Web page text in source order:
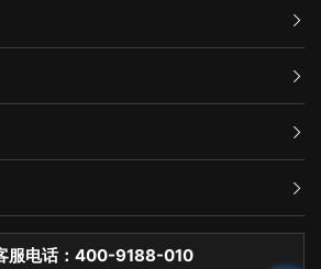
安防监控系统，录像保存时间>3个月，可根
维人员，专业安保人员，将为您提供从机房
网络设备故障排除等全方位的365*7*24小时
可防范能力。 这是企业回报党和国家的最好
政安全云”就将根据各党政机关、企事业单位网
制个性化的解决方案，明确保护对象、保护层
新闻办公室秘书长兼六局局长冯希望同志等十
言以及美好的祝愿，对中国电信集团，厦门快
国家安全进步的行为表示了赞同。 与会出
浙江日报，宁波电视台等新闻媒体。 相关
不分先后)： 人民网
2018/0119/c186950-31163479.html 杭
zjnews/content/2018-
康发展，推进中小企业的数据中心建设与发展
为IDC行业发展服务，专致于资源整合型，智
力将精英个人价值、团队能量、社会资源的调
及VR 、智能终端、可穿戴设备的广泛普及改
有的社会形态，未来整个人类社会将演变成包
这背后海量数据的存储、处理、计算需要更强
服电话：400-9188-010